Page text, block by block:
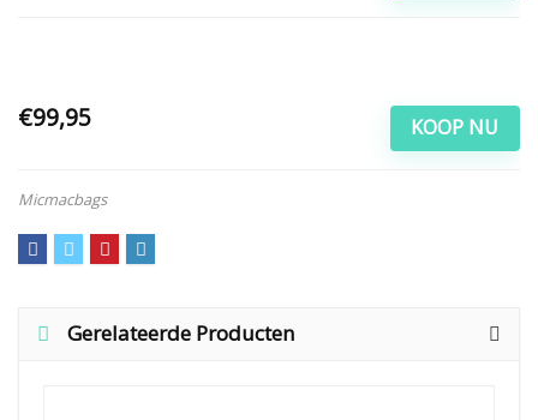
KOOP NU
€99,95
Micmacbags
Gerelateerde Producten